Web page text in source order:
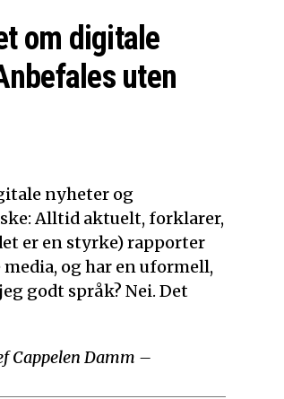
om digitale
uten
nyheter og
Alltid aktuelt, forklarer,
er en styrke) rapporter
og har en uformell,
godt språk? Nei. Det
Cappelen Damm –